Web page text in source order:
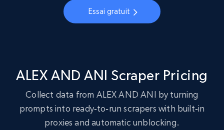
Account, Fbid, ID, Followers, Posts count, Is
business account, Is professional account, Is
Crunchbase companies information
Name, URL, ID, Cb rank, Region, About,
Essai gratuit
ALEX AND ANI Scraper Pricing
Collect data from ALEX AND ANI by turning
prompts into ready‑to‑run scrapers with built‑in
proxies and automatic unblocking.